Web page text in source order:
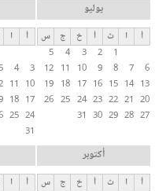
يوليو
أ ا ث أ خ ج
س
1
2
3
4
5
6
7
8
9
10
11
12
13
14
15
16
17
18
19
20
21
22
23
24
25
26
27
28
29
30
31
أ ا
3
4
5
10
11
17
18
24
25
31
أكتوبر
أ ا ث أ خ ج
س
أ ا